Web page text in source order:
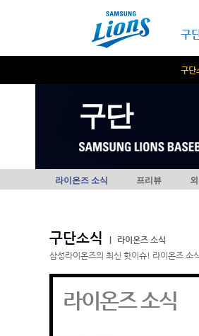
구
구단
구단
라이온즈 소식 프리뷰
구단소식
라이온즈 소식
삼성라이온즈의 최신 핫이슈! 라이온즈 소
라이온즈 소식